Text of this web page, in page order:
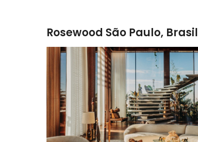
Rosewood São Paulo, Brasil